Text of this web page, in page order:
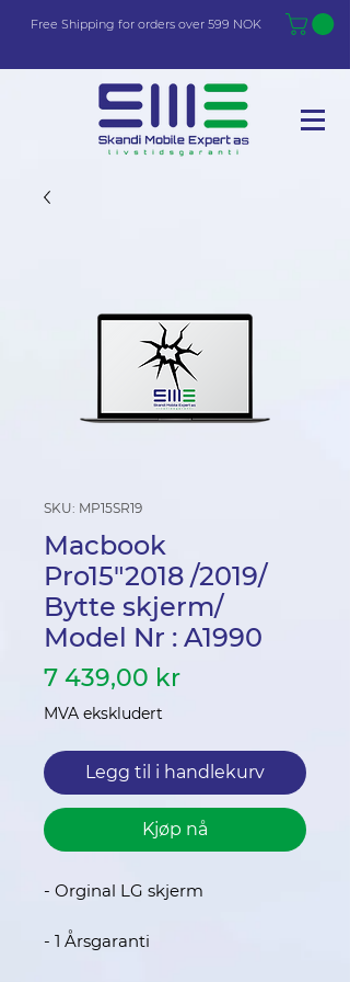
Free Shipping for orders over 599 NOK
SKU: MP15SR19
Macbook
Pro15"2018 /2019/
Bytte skjerm/
Model Nr : A1990
7 439,00 krPris
MVA ekskludert
Legg til i handlekurv
Kjøp nå
- Orginal LG skjerm
- 1 Årsgaranti